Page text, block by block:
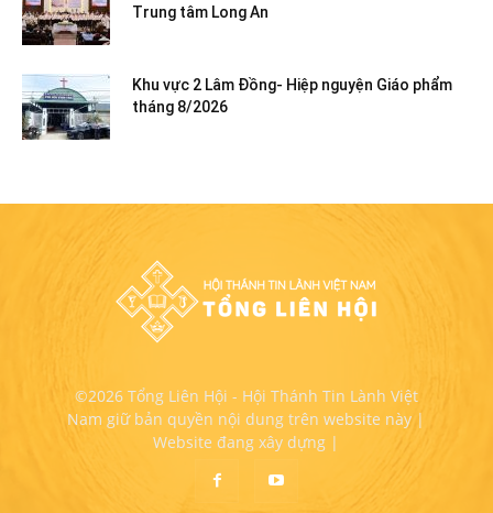
Trung tâm Long An
Khu vực 2 Lâm Đồng- Hiệp nguyện Giáo phẩm
tháng 8/2026
©2026 Tổng Liên Hội - Hội Thánh Tin Lành Việt
Nam giữ bản quyền nội dung trên website này |
Website đang xây dựng |